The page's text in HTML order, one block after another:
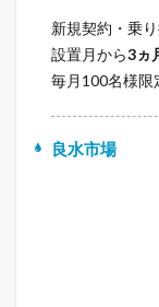
新規契約・乗
設置月から3ヵ
毎月100名様限
良水市場